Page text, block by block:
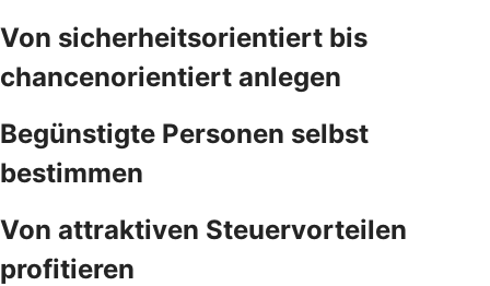
Von sicherheitsorientiert bis
chancenorientiert anlegen
Begünstigte Personen selbst
bestimmen
Von attraktiven Steuervorteilen
profitieren